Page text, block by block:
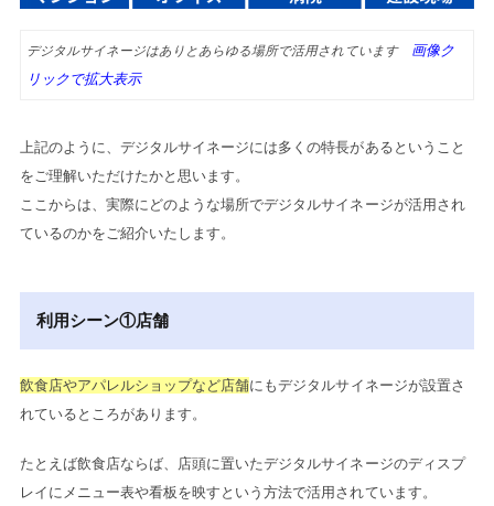
デジタルサイネージはありとあらゆる場所で活用されています
画像ク
リックで拡大表示
上記のように、デジタルサイネージには多くの特長があるということ
をご理解いただけたかと思います。
ここからは、実際にどのような場所でデジタルサイネージが活用され
ているのかをご紹介いたします。
利用シーン①店舗
飲食店やアパレルショップなど店舗にもデジタルサイネージが設置さ
れているところがあります。
たとえば飲食店ならば、店頭に置いたデジタルサイネージのディスプ
レイにメニュー表や看板を映すという方法で活用されています。